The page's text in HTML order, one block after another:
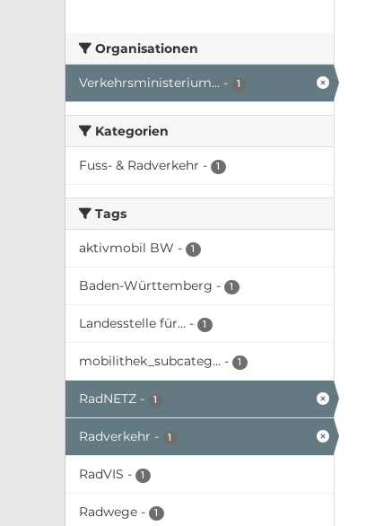
Organisationen
Verkehrsministerium... - 1
Kategorien
Fuss- & Radverkehr - 1
Tags
aktivmobil BW - 1
Baden-Württemberg - 1
Landesstelle für... - 1
mobilithek_subcateg... - 1
RadNETZ - 1
Radverkehr - 1
RadVIS - 1
Radwege - 1